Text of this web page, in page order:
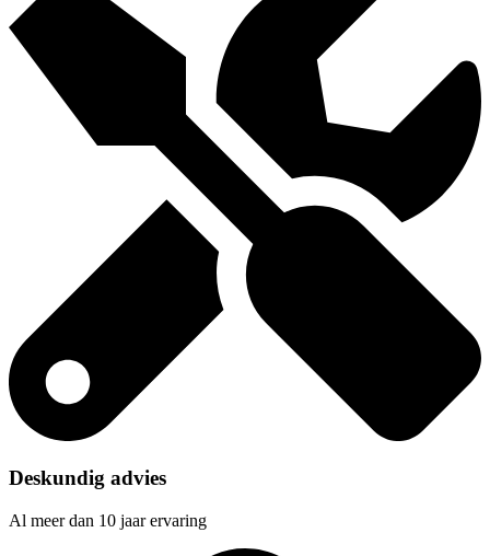
Deskundig advies
Al meer dan 10 jaar ervaring